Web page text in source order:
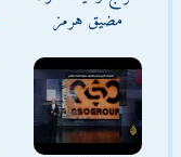
مضيق هرمز